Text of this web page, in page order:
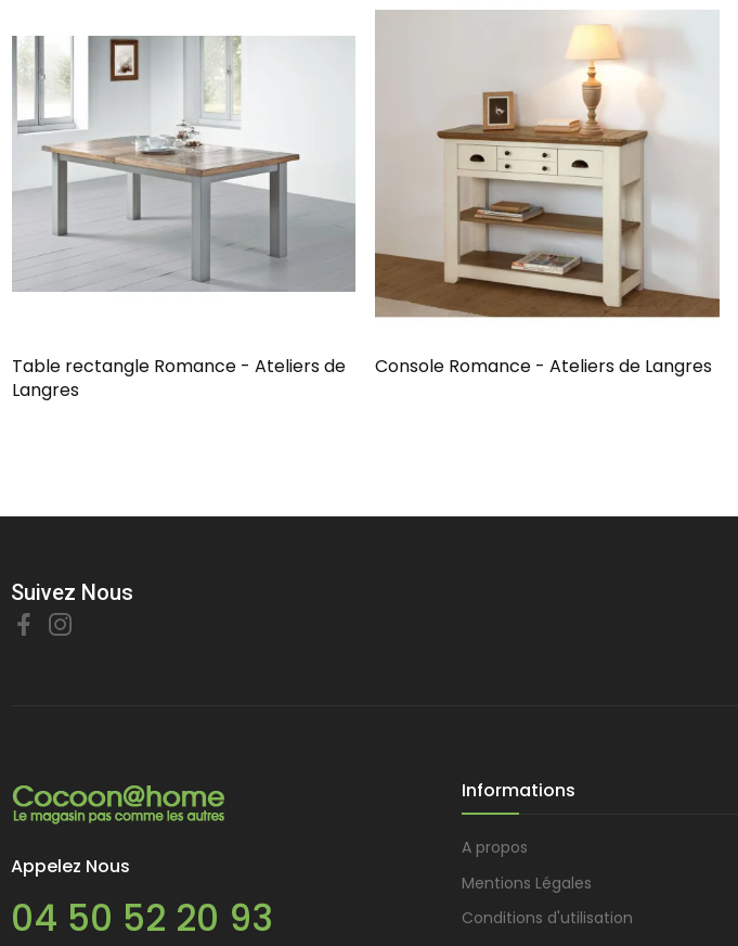
Table rectangle Romance - Ateliers de
Langres
Console Romance - Ateliers de Langres
Suivez Nous
Appelez Nous
04 50 52 20 93
Informations
A propos
Mentions Légales
Conditions d'utilisation